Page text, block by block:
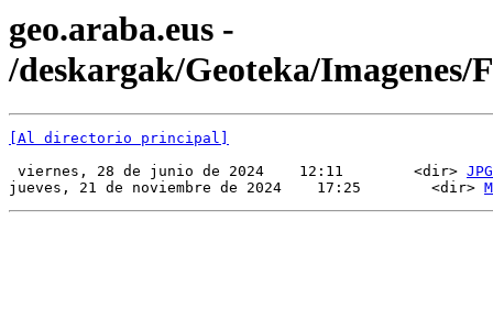
geo.araba.eus -
/deskargak/Geoteka/Imagenes/
[Al directorio principal]
viernes, 28 de junio de 2024    12:11        <dir> JPG
jueves, 21 de noviembre de 2024    17:25        <dir>